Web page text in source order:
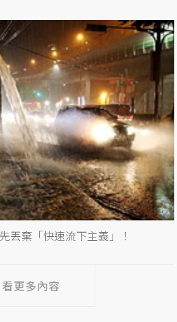
丟棄「快速流下主義」！
看更多內容